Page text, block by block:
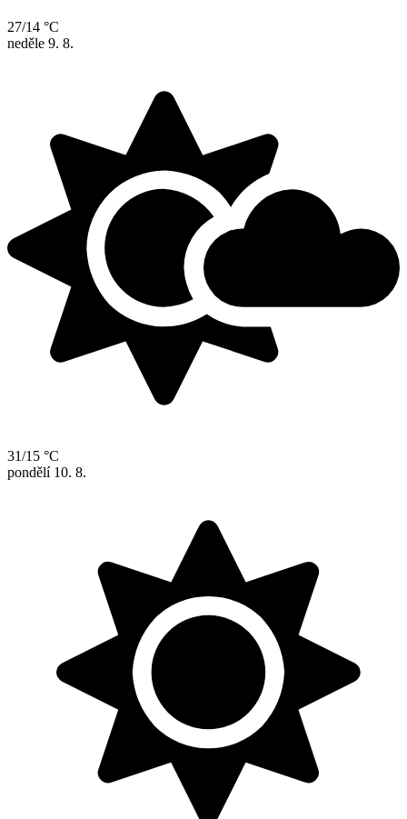
27/14 °C
neděle 9. 8.
31/15 °C
pondělí 10. 8.